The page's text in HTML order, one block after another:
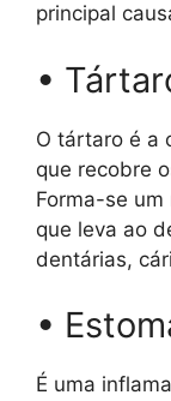
principal
•
O tártaro é a
que recobre
Forma-se
que leva ao
dentárias,
•
É uma